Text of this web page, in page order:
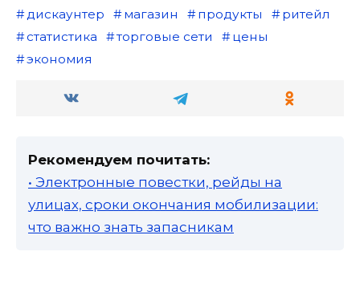
дискаунтер
магазин продукты
ритейл
статистика
торговые сети
цены
экономия
Рекомендуем почитать:
• Электронные повестки, рейды на
улицах, сроки окончания мобилизации:
что важно знать запасникам